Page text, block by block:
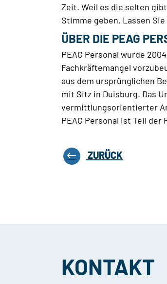
Zeit. Weil es die selten
Stimme geben. Lassen
ÜBER DIE PEAG
PEAG Personal wurde
Fachkräftemangel
aus dem ursprünglichen
mit Sitz in Duisburg. Das
vermittlungsorientierter
PEAG Personal ist Teil der
ZURÜCK
KONTAKT